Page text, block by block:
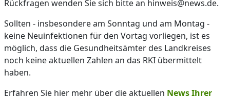
Rückfragen wenden Sie sich bitte an hinweis@news.de.
Sollten - insbesondere am Sonntag und am Montag -
keine Neuinfektionen für den Vortag vorliegen, ist es
möglich, dass die Gesundheitsämter des Landkreises
noch keine aktuellen Zahlen an das RKI übermittelt
haben.
Erfahren Sie hier mehr über die aktuellen News Ihrer